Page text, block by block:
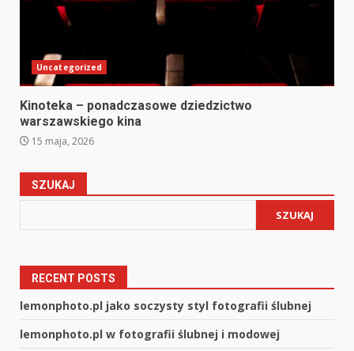
Uncategorized
Kinoteka – ponadczasowe dziedzictwo
warszawskiego kina
15 maja, 2026
SZUKAJ
SZUKAJ
RECENT POSTS
lemonphoto.pl jako soczysty styl fotografii ślubnej
lemonphoto.pl w fotografii ślubnej i modowej